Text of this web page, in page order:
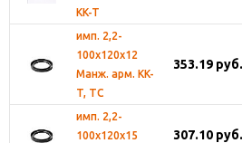
KK-T
имп. 2,2-
100х120х12
Манж. арм. KK-
T, TC
353.19 руб.
имп. 2,2-
100х120х15
307.10 руб.